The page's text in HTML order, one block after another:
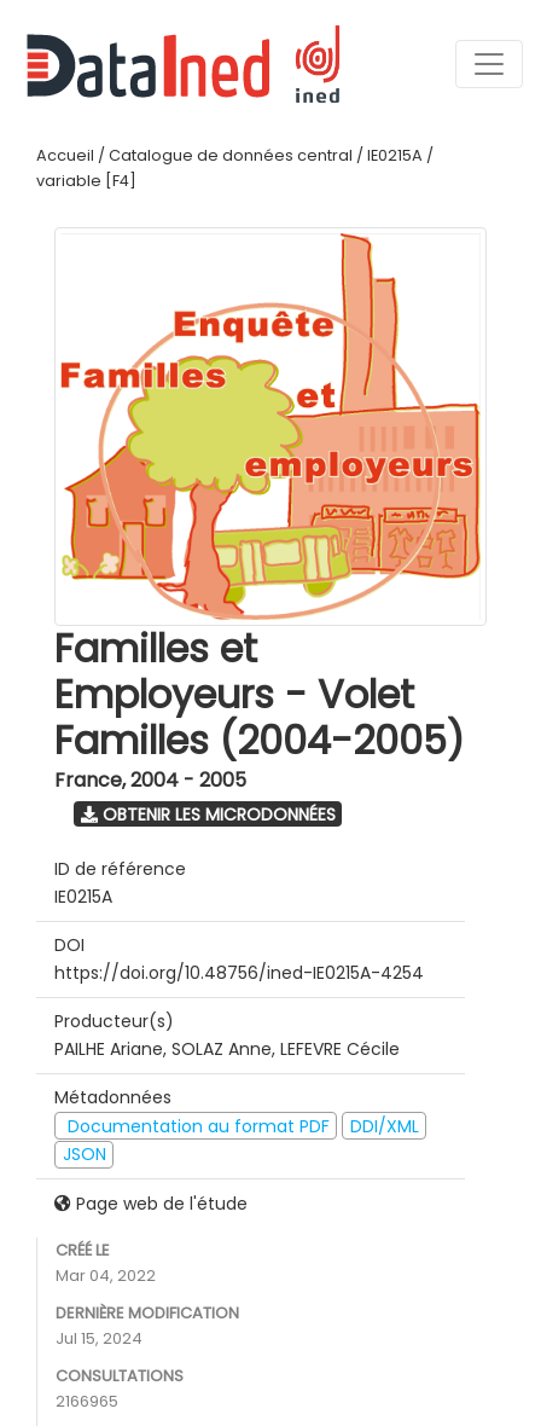
Accueil / Catalogue de données central / IE0215A /
variable [F4]
Familles et
Employeurs - Volet
Familles (2004-2005)
France,2004 - 2005
OBTENIR LES MICRODONNÉES
ID de référence
IE0215A
DOI
https://doi.org/10.48756/ined-IE0215A-4254
Producteur(s)
PAILHE Ariane, SOLAZ Anne, LEFEVRE Cécile
Métadonnées
Documentation au format PDF
DDI/XML
JSON
Page web de l'étude
CRÉÉ LE
Mar 04, 2022
DERNIÈRE MODIFICATION
Jul 15, 2024
CONSULTATIONS
2166965